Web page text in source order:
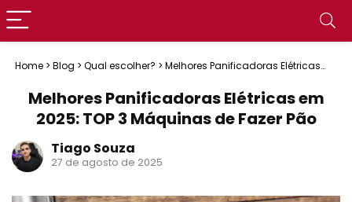
Home > Blog > Qual escolher? > Melhores Panificadoras Elétricas
Melhores Panificadoras Elétricas em
2025: TOP 3 Máquinas de Fazer Pão
Tiago Souza
27 de agosto de 2025